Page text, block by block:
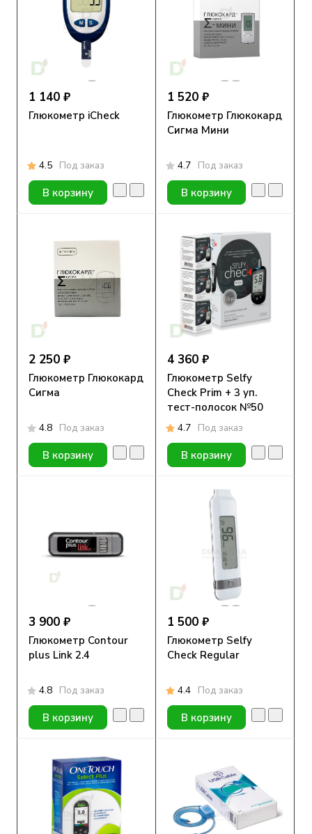
1 140 ₽
Глюкометр iCheck
4.5 Под заказ
В корзину
1 520 ₽
Глюкометр Глюкокард
Сигма Мини
4.7 Под заказ
В корзину
2 250 ₽
Глюкометр Глюкокард
Сигма
4.8 Под заказ
В корзину
4 360 ₽
Глюкометр Selfy
Check Prim + 3 уп.
тест-полосок №50
4.7 Под заказ
В корзину
3 900 ₽
Глюкометр Contour
plus Link 2.4
4.8 Под заказ
В корзину
1 500 ₽
Глюкометр Selfy
Check Regular
4.4 Под заказ
В корзину